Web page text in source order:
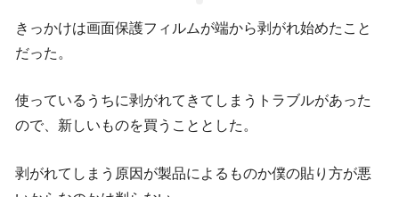
きっかけは画面保護フィルムが端から剥がれ始めたこと
だった。
使っているうちに剥がれてきてしまうトラブルがあった
ので、新しいものを買うこととした。
剥がれてしまう原因が製品によるものか僕の貼り方が悪